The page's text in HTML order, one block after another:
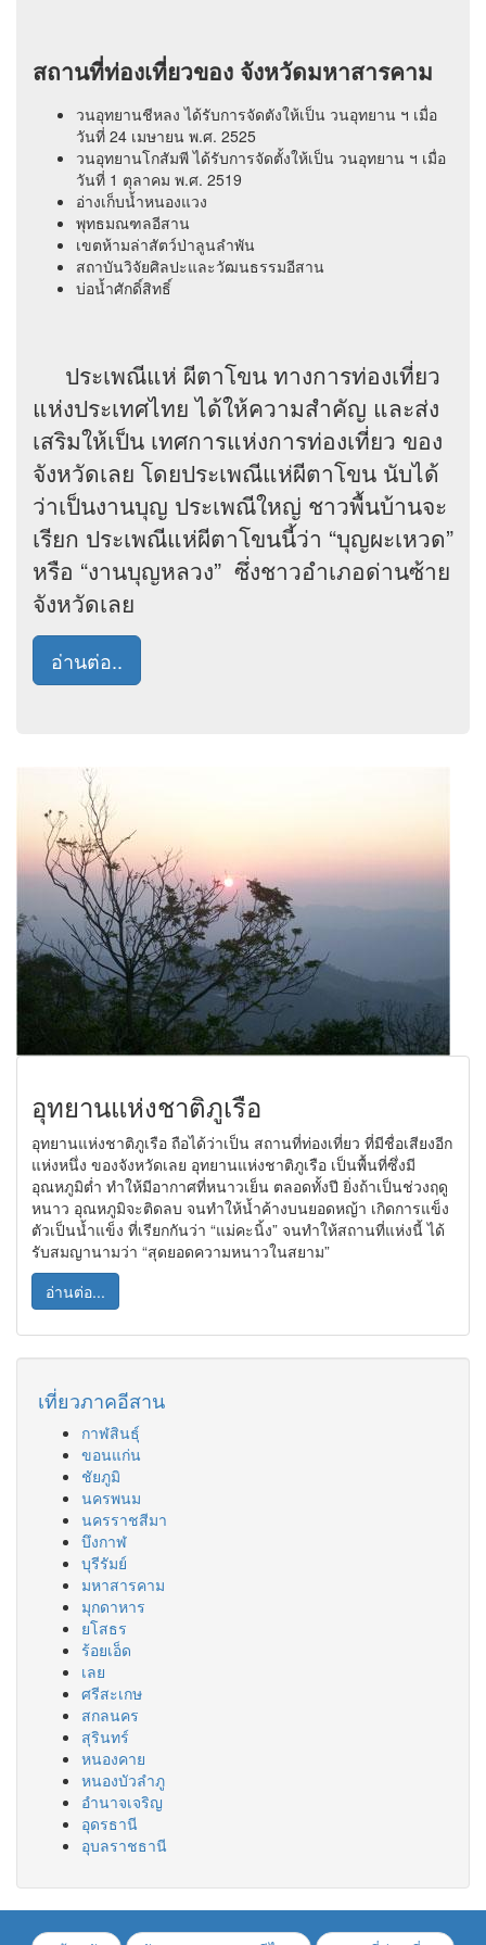
สถานที่ท่องเที่ยวของ จังหวัดมหาสารคาม
วนอุทยานชีหลง ได้รับการจัดตังให้เป็น วนอุทยาน ฯ เมื่อ
วันที่ 24 เมษายน พ.ศ. 2525
วนอุทยานโกสัมพี ได้รับการจัดตั้งให้เป็น วนอุทยาน ฯ เมื่อ
วันที่ 1 ตุลาคม พ.ศ. 2519
อ่างเก็บน้ำหนองแวง
พุทธมณฑลอีสาน
เขตห้ามล่าสัตว์ป่าลูนลำพัน
สถาบันวิจัยศิลปะและวัฒนธรรมอีสาน
บ่อน้ำศักดิ์สิทธิ์
ประเพณีแห่ ผีตาโขน ทางการท่องเที่ยว
แห่งประเทศไทย ได้ให้ความสำคัญ และส่ง
เสริมให้เป็น เทศการแห่งการท่องเที่ยว ของ
จังหวัดเลย โดยประเพณีแห่ผีตาโขน นับได้
ว่าเป็นงานบุญ ประเพณีใหญ่ ชาวพื้นบ้านจะ
เรียก ประเพณีแห่ผีตาโขนนี้ว่า “บุญผะเหวด”
หรือ “งานบุญหลวง” ซึ่งชาวอำเภอด่านซ้าย
จังหวัดเลย
อ่านต่อ..
อุทยานแห่งชาติภูเรือ
อุทยานแห่งชาติภูเรือ ถือได้ว่าเป็น สถานที่ท่องเที่ยว ที่มีชื่อเสียงอีก
แห่งหนึ่ง ของจังหวัดเลย อุทยานแห่งชาติภูเรือ เป็นพื้นที่ซึ่งมี
อุณหภูมิต่ำ ทำให้มีอากาศที่หนาวเย็น ตลอดทั้งปี ยิ่งถ้าเป็นช่วงฤดู
หนาว อุณหภูมิจะติดลบ จนทำให้น้ำค้างบนยอดหญ้า เกิดการแข็ง
ตัวเป็นน้ำแข็ง ที่เรียกกันว่า “แม่คะนิ้ง” จนทำให้สถานที่แห่งนี้ ได้
รับสมญานามว่า “สุดยอดความหนาวในสยาม”
อ่านต่อ...
เที่ยวภาคอีสาน
กาฬสินธุ์
ขอนแก่น
ชัยภูมิ
นครพนม
นครราชสีมา
บึงกาฬ
บุรีรัมย์
มหาสารคาม
มุกดาหาร
ยโสธร
ร้อยเอ็ด
เลย
ศรีสะเกษ
สกลนคร
สุรินทร์
หนองคาย
หนองบัวลำภู
อำนาจเจริญ
อุดรธานี
อุบลราชธานี